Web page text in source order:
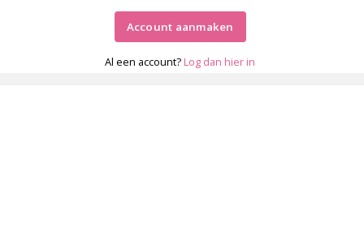
Account aanmaken
Al een account? Log dan hier in